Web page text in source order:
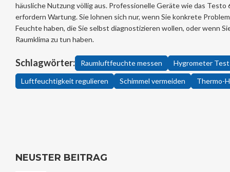
häusliche Nutzung völlig aus. Professionelle Geräte wie das Testo
erfordern Wartung. Sie lohnen sich nur, wenn Sie konkrete
Feuchte haben, die Sie selbst diagnostizieren wollen, oder wenn
Raumklima zu tun haben.
Schlagwörter: Raumluftfeuchte messen Hygrometer Test
Luftfeuchtigkeit regulieren Schimmel vermeiden Thermo-
NEUSTER BEITRAG